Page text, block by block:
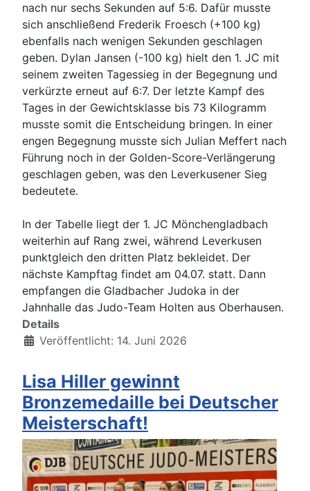
nach nur sechs Sekunden auf 5:6. Dafür musste
sich anschließend Frederik Froesch (+100 kg)
ebenfalls nach wenigen Sekunden geschlagen
geben. Dylan Jansen (-100 kg) hielt den 1. JC mit
seinem zweiten Tagessieg in der Begegnung und
verkürzte erneut auf 6:7. Der letzte Kampf des
Tages in der Gewichtsklasse bis 73 Kilogramm
musste somit die Entscheidung bringen. In einer
engen Begegnung musste sich Julian Meffert nach
Führung noch in der Golden-Score-Verlängerung
geschlagen geben, was den Leverkusener Sieg
bedeutete.
In der Tabelle liegt der 1. JC Mönchengladbach
weiterhin auf Rang zwei, während Leverkusen
punktgleich den dritten Platz bekleidet. Der
nächste Kampftag findet am 04.07. statt. Dann
empfangen die Gladbacher Judoka in der
Jahnhalle das Judo-Team Holten aus Oberhausen.
Details
Veröffentlicht: 14. Juni 2026
Lisa Hiller gewinnt
Bronzemedaille bei Deutscher
Meisterschaft!